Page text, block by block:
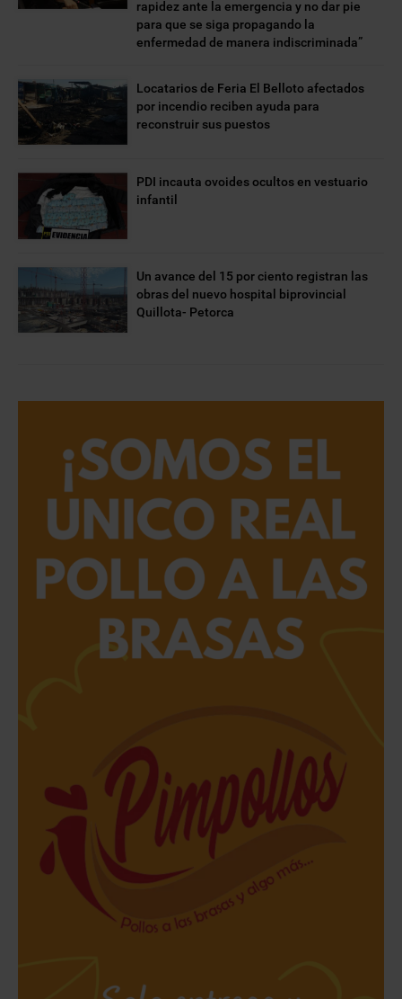
rapidez ante la emergencia y no dar pie
para que se siga propagando la
enfermedad de manera indiscriminada”
Locatarios de Feria El Belloto afectados
por incendio reciben ayuda para
reconstruir sus puestos
PDI incauta ovoides ocultos en vestuario
infantil
Un avance del 15 por ciento registran las
obras del nuevo hospital biprovincial
Quillota- Petorca